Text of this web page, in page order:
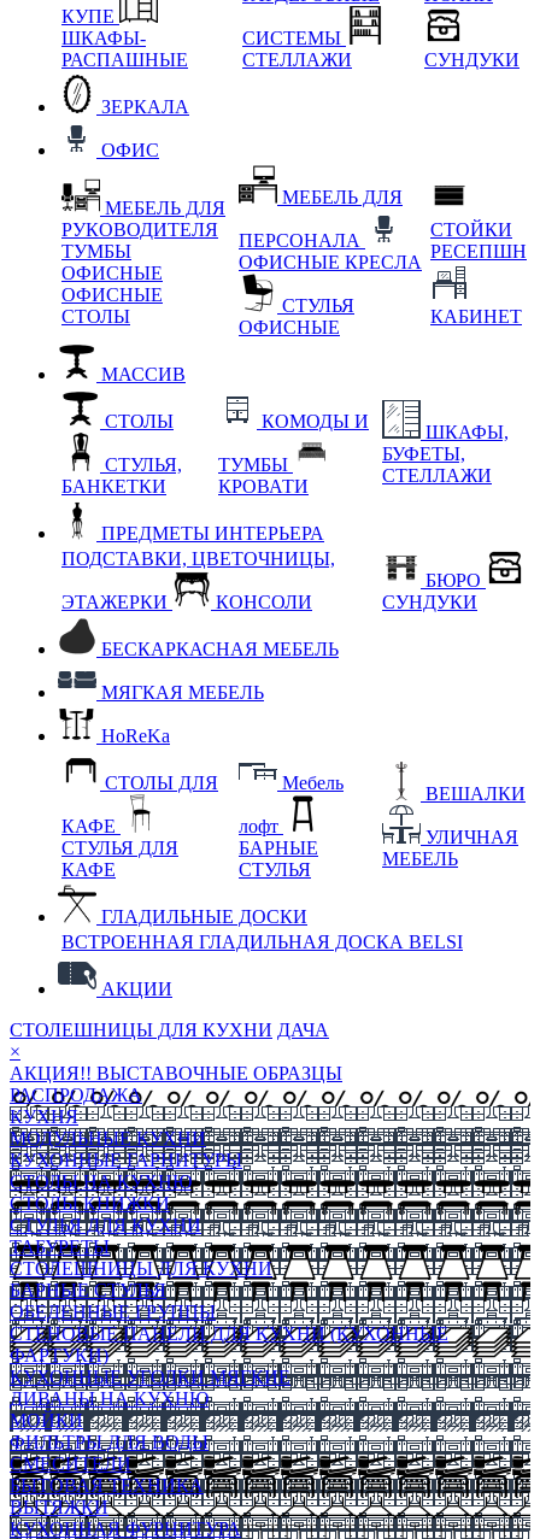
КУПЕ
ШКАФЫ-
РАСПАШНЫЕ
СИСТЕМЫ
СТЕЛЛАЖИ
СУНДУКИ
ЗЕРКАЛА
ОФИС
МЕБЕЛЬ ДЛЯ
РУКОВОДИТЕЛЯ
ТУМБЫ
ОФИСНЫЕ
ОФИСНЫЕ
СТОЛЫ
МЕБЕЛЬ ДЛЯ
ПЕРСОНАЛА
ОФИСНЫЕ КРЕСЛА
СТУЛЬЯ
ОФИСНЫЕ
СТОЙКИ
РЕСЕПШН
КАБИНЕТ
МАССИВ
СТОЛЫ
СТУЛЬЯ,
БАНКЕТКИ
КОМОДЫ И
ТУМБЫ
КРОВАТИ
ШКАФЫ,
БУФЕТЫ,
СТЕЛЛАЖИ
ПРЕДМЕТЫ ИНТЕРЬЕРА
ПОДСТАВКИ, ЦВЕТОЧНИЦЫ,
ЭТАЖЕРКИ КОНСОЛИ
БЮРО
СУНДУКИ
БЕСКАРКАСНАЯ МЕБЕЛЬ
МЯГКАЯ МЕБЕЛЬ
HoReKa
СТОЛЫ ДЛЯ
КАФЕ
СТУЛЬЯ ДЛЯ
КАФЕ
Мебель
лофт
БАРНЫЕ
СТУЛЬЯ
ВЕШАЛКИ
УЛИЧНАЯ
МЕБЕЛЬ
ГЛАДИЛЬНЫЕ ДОСКИ
ВСТРОЕННАЯ ГЛАДИЛЬНАЯ ДОСКА BELSI
АКЦИИ
СТОЛЕШНИЦЫ ДЛЯ КУХНИ ДАЧА
×
АКЦИЯ!! ВЫСТАВОЧНЫЕ ОБРАЗЦЫ
РАСПРОДАЖА
КУХНЯ
МОДУЛЬНЫЕ КУХНИ
КУХОННЫЕ ГАРНИТУРЫ
СТОЛЫ НА КУХНЮ
СТОЛЫ КНИЖКИ
СТУЛЬЯ ДЛЯ КУХНИ
ТАБУРЕТЫ
СТОЛЕШНИЦЫ ДЛЯ КУХНИ
БАРНЫЕ СТУЛЬЯ
ОБЕДЕННЫЕ ГРУППЫ
СТЕНОВЫЕ ПАНЕЛИ ДЛЯ КУХНИ (КУХОННЫЕ
ФАРТУКИ)
КУХОННЫЕ УГОЛКИ МЯГКИЕ
ДИВАНЫ НА КУХНЮ
МОЙКИ
ФИЛЬТРЫ ДЛЯ ВОДЫ
СМЕСИТЕЛИ
БЫТОВАЯ ТЕХНИКА
ВЫТЯЖКИ
КУХОННАЯ ФУРНИТУРА